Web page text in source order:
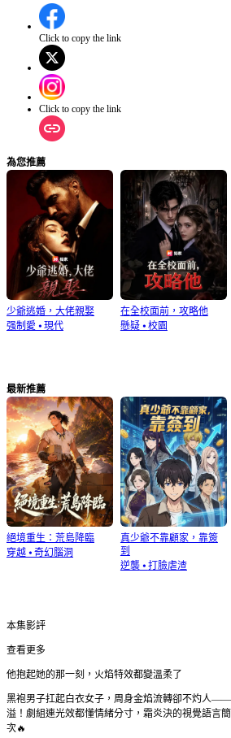
Click to copy the link
Click to copy the link
為您推薦
少爺逃婚，大佬親娶
强制愛 ⦁ 現代
在全校面前，攻略他
懸疑⦁ 校園
最新推薦
絕境重生：荒島降臨
穿越 ⦁ 奇幻腦洞
真少爺不靠顧家，靠簽
到
逆襲⦁ 打臉虐渣
本集影評
查看更多
他抱起她的那一刻，火焰特效都變溫柔了
黑袍男子扛起白衣女子，周身金焰流轉卻不灼人
溢！劇組連光效都懂情緒分寸，霜炎決的視覺語言
次🔥